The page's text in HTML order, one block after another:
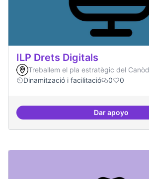
ILP Drets Digitals
Treballem el pla estratègic del
Dinamització i facilitació
0 0
Dar apoyo
ILP Drets